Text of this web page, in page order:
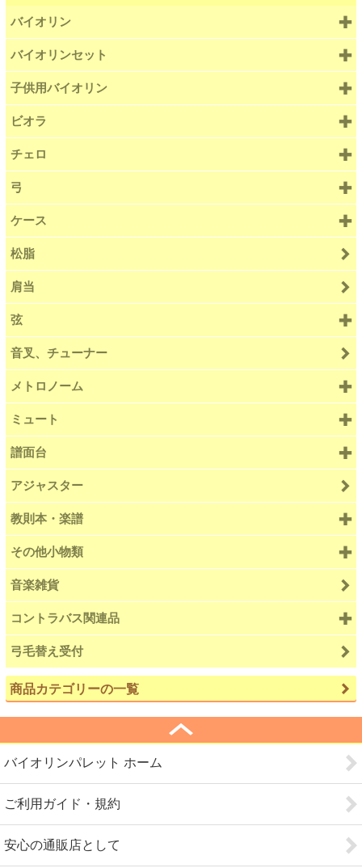
バイオリン
バイオリンセット
子供用バイオリン
ビオラ
チェロ
弓
ケース
松脂
肩当
弦
音叉、チューナー
メトロノーム
ミュート
譜面台
アジャスター
教則本・楽譜
その他小物類
音楽雑貨
コントラバス関連品
弓毛替え受付
商品カテゴリーの一覧
バイオリンパレット ホーム
ご利用ガイド・規約
安心の通販店として